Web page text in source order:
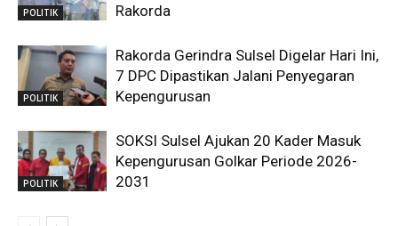
POLITIK
Rakorda
POLITIK
Rakorda Gerindra Sulsel Digelar Hari Ini,
7 DPC Dipastikan Jalani Penyegaran
Kepengurusan
POLITIK
SOKSI Sulsel Ajukan 20 Kader Masuk
Kepengurusan Golkar Periode 2026-
2031